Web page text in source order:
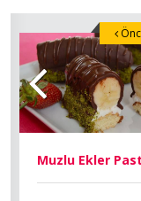
Muzlu Ekler